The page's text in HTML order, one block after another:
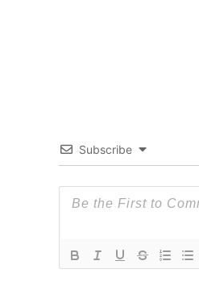
Subscribe